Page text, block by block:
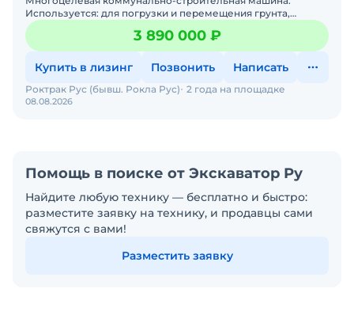
Используется: для погрузки и перемещения грунта,
сыпучих пород, кусковых материалов; планировки участков
местности
3 890 000 ₽
Купить в лизинг Позвонить Написать
08.08.2026
Роктрак Рус (бывш. Рокла Рус) 2 года на площадке
Помощь в поиске от Экскаватор Ру
Найдите любую технику — бесплатно и быстро:
разместите заявку на технику, и продавцы сами
свяжутся с вами!
Разместить заявку